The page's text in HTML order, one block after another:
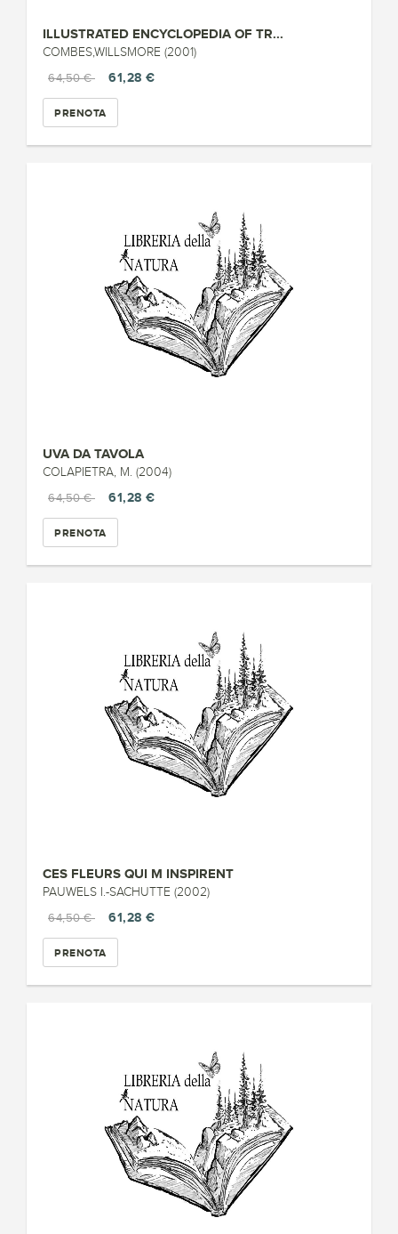
ILLUSTRATED ENCYCLOPEDIA OF TR...
COMBES,WILLSMORE (2001)
64,50 €
61,28 €
PRENOTA
UVA DA TAVOLA
COLAPIETRA, M. (2004)
64,50 €
61,28 €
PRENOTA
CES FLEURS QUI M INSPIRENT
PAUWELS I.-SACHUTTE (2002)
64,50 €
61,28 €
PRENOTA